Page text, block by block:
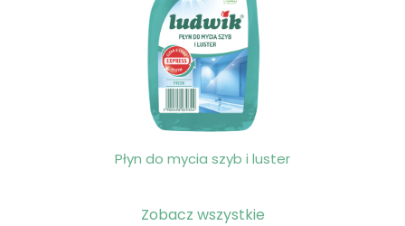
Zobacz wszystkie
Płyn do mycia szyb i luster